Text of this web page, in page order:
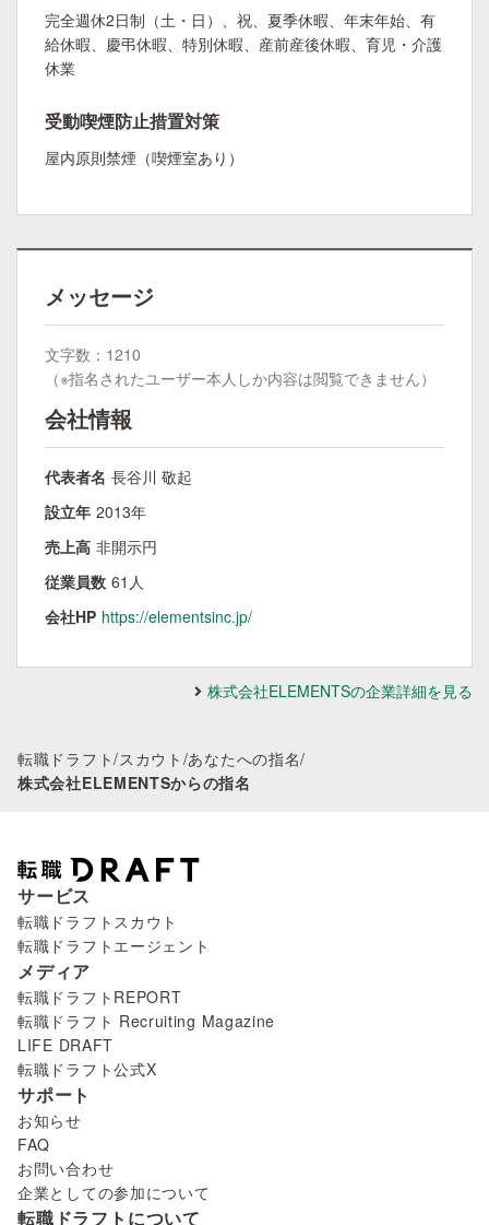
完全週休2日制（土・日）、祝、夏季休暇、年末年始、有
給休暇、慶弔休暇、特別休暇、産前産後休暇、育児・介護
休業
受動喫煙防止措置対策
屋内原則禁煙（喫煙室あり）
メッセージ
文字数：1210
（※指名されたユーザー本人しか内容は閲覧できません）
会社情報
代表者名 長谷川 敬起
設立年 2013年
売上高 非開示円
従業員数 61人
会社HP https://elementsinc.jp/
株式会社ELEMENTSの企業詳細を見る
転職ドラフト/スカウト /あなたへの指名/
株式会社ELEMENTSからの指名
サービス
転職ドラフトスカウト
転職ドラフトエージェント
メディア
転職ドラフトREPORT
転職ドラフト Recruiting Magazine
LIFE DRAFT
転職ドラフト公式X
サポート
お知らせ
FAQ
お問い合わせ
企業としての参加について
転職ドラフトについて